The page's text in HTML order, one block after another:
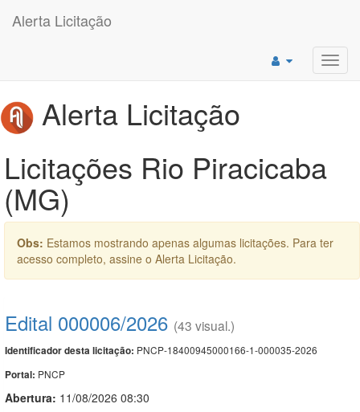
Alerta Licitação
Alerta Licitação
Licitações Rio Piracicaba
(MG)
Obs: Estamos mostrando apenas algumas licitações. Para ter
acesso completo, assine o Alerta Licitação.
Edital 000006/2026 (43 visual.)
Identificador desta licitação: PNCP-18400945000166-1-000035-2026
Portal: PNCP
Abertura: 11/08/2026 08:30